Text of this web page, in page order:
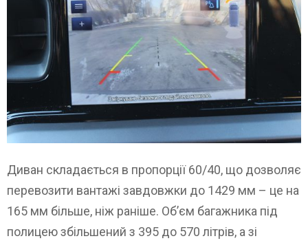
Диван складається в пропорції 60/40, що дозволяє
перевозити вантажі завдовжки до 1429 мм – це на
165 мм більше, ніж раніше. Об’єм багажника під
полицею збільшений з 395 до 570 літрів, а зі